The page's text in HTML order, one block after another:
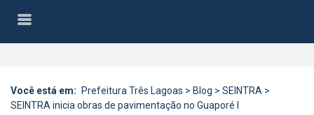
Você está em: Prefeitura Três Lagoas > Blog > SEINTRA >
SEINTRA inicia obras de pavimentação no Guaporé I